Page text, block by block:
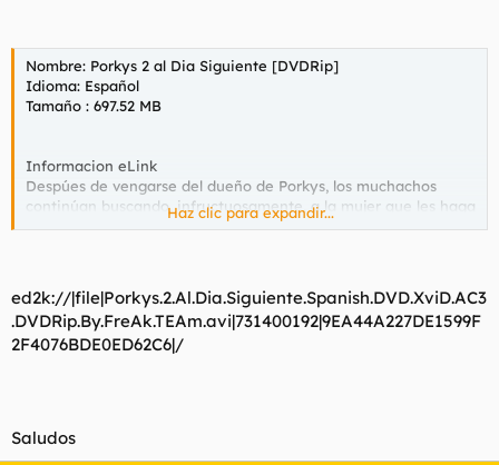
Nombre: Porkys 2 al Dia Siguiente [DVDRip]
Idioma: Español
Tamaño : 697.52 MB
Informacion eLink
Despúes de vengarse del dueño de Porkys, los muchachos
continúan buscando, infructuosamente, a la mujer que les haga
perder su, ya demasiada prolongada, virginidad. Mientras la
sobre todo cuando se entera de que un indio va a interpretar
el papel de Romeo.
Haz clic para expandir...
ed2k://|file|Porkys.2.Al.Dia.Siguiente.Spanish.DVD.XviD.AC3
.DVDRip.By.FreAk.TEAm.avi|731400192|9EA44A227DE1599F
2F4076BDE0ED62C6|/
Saludos